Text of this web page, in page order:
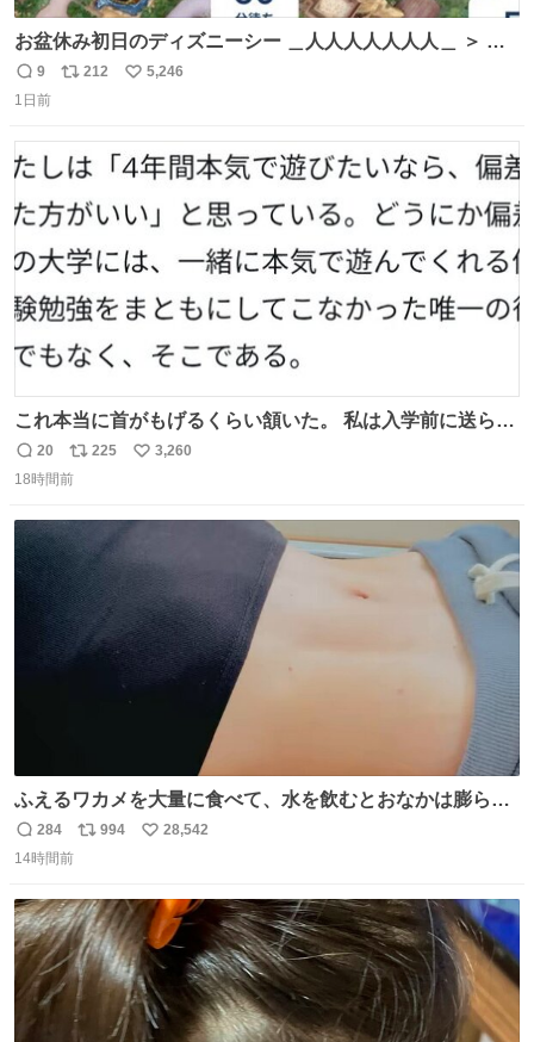
お盆休み初日のディズニーシー ＿人人人人人人人＿ ＞ 空
い て る！＜ ￣^Y^Y^Y^Y^ Y￣
返
信
9
リ
ト
数
212
い
数
5,246
1日前
これ本当に首がもげるくらい頷いた。 私は入学前に送られ
てきた、大学のサークル紹介冊子を見た時点で終わりを感
じたので、女子大でもないくせに偏差値の高い大学のイン
た。 高偏差値に行けないならせめてそれくらいした方が予
後がいいです。 https://t.co/9nMHIrETkw
返
信
20
リ
ポ
225
い
3,260
18時間前
ふえるワカメを大量に食べて、水を飲むとおなかは膨ら
む・・・・！？ ⚠️よい子は絶対マネしないでね⚠️ #夏休み
の自由研究
返
信
284
リ
ト
数
994
い
数
28,542
14時間前